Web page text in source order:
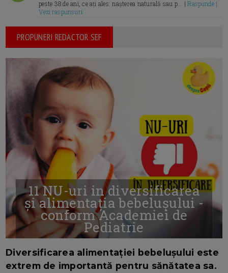
peste 38 de ani, ce ați ales: nașterea naturală sau p... |Raspunde |
Vezi raspunsuri
PROPUNERI REDACTOR SEF
11 NU-uri in diversificarea
și alimentația bebelușului -
conform Academiei de
Pediatrie
Diversificarea alimentației bebelușului este
extrem de importantă pentru sănătatea sa.